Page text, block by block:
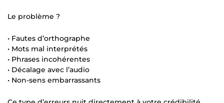
Le problème ?
• Fautes d’orthographe
• Mots mal interprétés
• Phrases incohérentes
• Décalage avec l’audio
• Non-sens embarrassants